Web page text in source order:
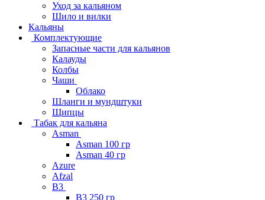
Уход за кальяном
Шило и вилки
Кальяны
Комплектующие
Запасные части для кальянов
Калауды
Колбы
Чаши
Облако
Шланги и мундштуки
Щипцы
Табак для кальяна
Asman
Asman 100 гр
Asman 40 гр
Azure
Afzal
B3
B3 250 гр